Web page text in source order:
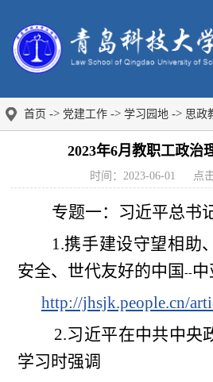
首页 -> 党建工作 -> 学习园地 -> 思政
2023年6月教职工政治
时间：2023-06-01 点
专题一：习近平总书
1.携手建设守望相助
安全、世代友好的中国 --中
http://jhsjk.people.cn/
2.习近平在中共中央
学习时强调